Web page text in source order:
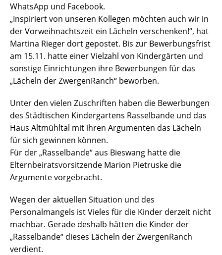
WhatsApp und Facebook.
„Inspiriert von unseren Kollegen möchten auch wir in
der Vorweihnachtszeit ein Lächeln verschenken!“, hat
Martina Rieger dort gepostet. Bis zur Bewerbungsfrist
am 15.11. hatte einer Vielzahl von Kindergärten und
sonstige Einrichtungen ihre Bewerbungen für das
„Lächeln der ZwergenRanch“ beworben.
Unter den vielen Zuschriften haben die Bewerbungen
des Städtischen Kindergartens Rasselbande und das
Haus Altmühltal mit ihren Argumenten das Lächeln
für sich gewinnen können.
Für der „Rasselbande“ aus Bieswang hatte die
Elternbeiratsvorsitzende Marion Pietruske die
Argumente vorgebracht.
Wegen der aktuellen Situation und des
Personalmangels ist Vieles für die Kinder derzeit nicht
machbar. Gerade deshalb hätten die Kinder der
„Rasselbande“ dieses Lächeln der ZwergenRanch
verdient.